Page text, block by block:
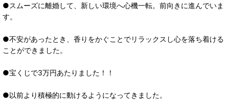
●スムーズに離婚して、新しい環境へ心機一転。前向きに進んでいま
す。
●不安があったとき、香りをかぐことでリラックスし心を落ち着ける
ことができました。
●宝くじで3万円あたりました！！
●以前より積極的に動けるようになってきました。